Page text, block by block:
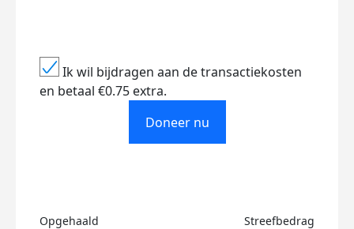
Ik wil bijdragen aan de transactiekosten
en betaal €0.75 extra.
Doneer nu
Opgehaald Streefbedrag